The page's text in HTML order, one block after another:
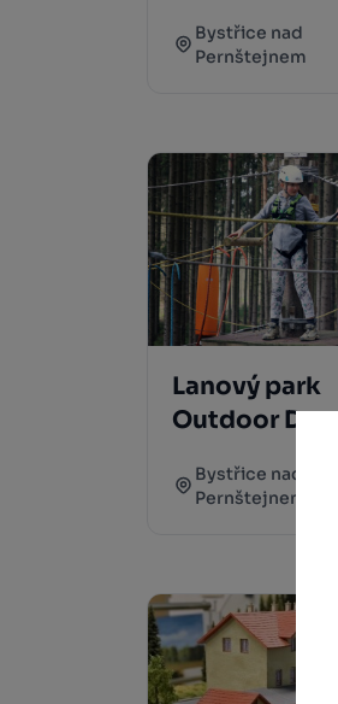
Bystřice nad
Pernštejnem
Lanový park
Outdoor
Bystřice nad
Pernštejnem